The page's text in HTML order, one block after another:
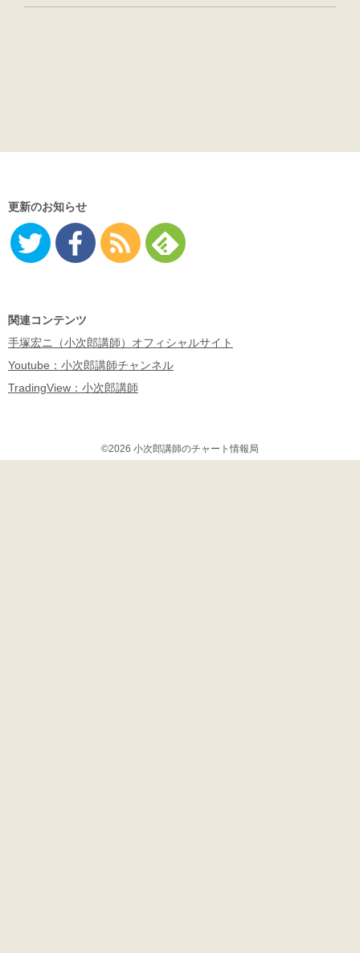
更新のお知らせ
関連コンテンツ
手塚宏ニ（小次郎講師）オフィシャルサイト
Youtube：小次郎講師チャンネル
TradingView：小次郎講師
©2026 小次郎講師のチャート情報局